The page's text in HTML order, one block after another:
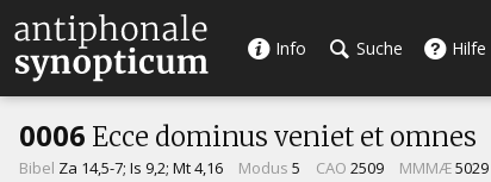
Info Suche Hilfe
0006 Ecce dominus veniet et omnes
Bibel Za 14,5-7; Is 9,2; Mt 4,16 Modus 5 CAO 2509 MMMÆ5029